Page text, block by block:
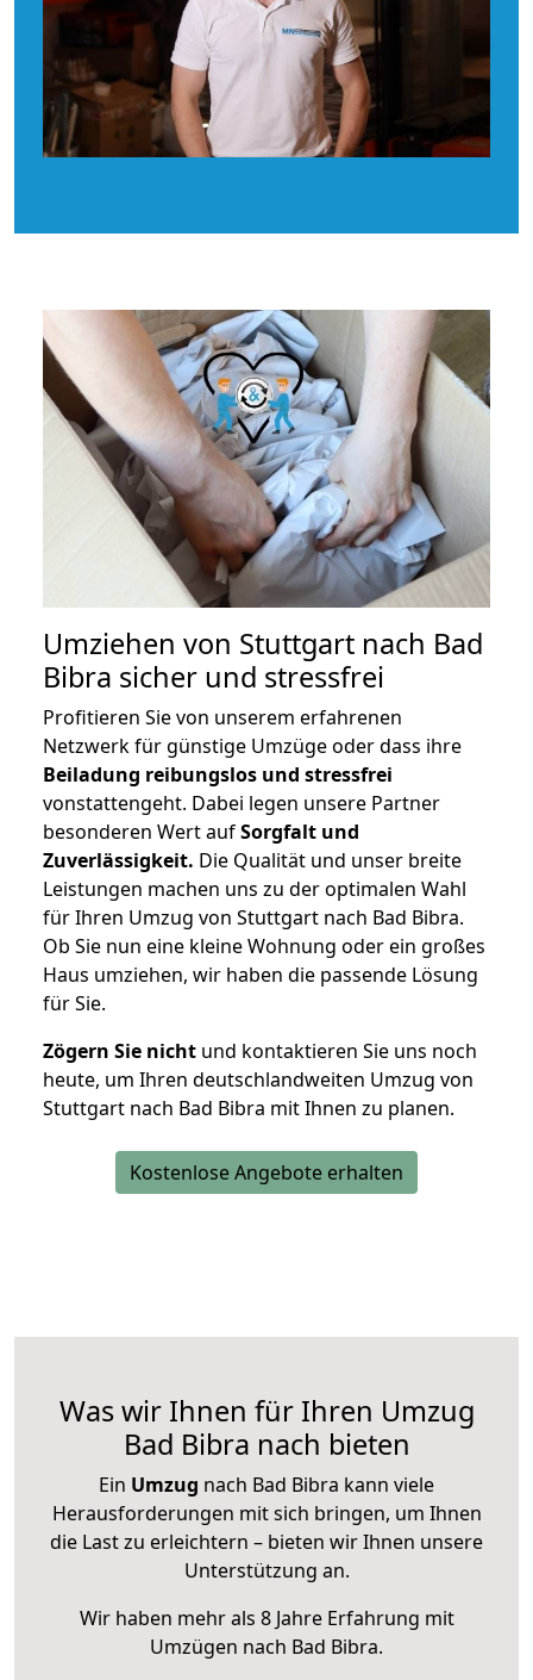
Umziehen von Stuttgart nach Bad
Bibra sicher und stressfrei
Profitieren Sie von unserem erfahrenen
Netzwerk für günstige Umzüge oder dass ihre
Beiladung reibungslos und stressfrei
vonstattengeht. Dabei legen unsere Partner
besonderen Wert aufSorgfalt und
Zuverlässigkeit. Die Qualität und unser breite
Leistungen machen uns zu der optimalen Wahl
für Ihren Umzug von Stuttgart nach Bad Bibra.
Ob Sie nun eine kleine Wohnung oder ein großes
Haus umziehen, wir haben die passende Lösung
für Sie.
Zögern Sie nicht und kontaktieren Sie uns noch
heute, um Ihren deutschlandweiten Umzug von
Stuttgart nach Bad Bibra mit Ihnen zu planen.
Kostenlose Angebote erhalten
Was wir Ihnen für Ihren Umzug
Bad Bibra nach bieten
Ein Umzug nach Bad Bibra kann viele
Herausforderungen mit sich bringen, um Ihnen
die Last zu erleichtern – bieten wir Ihnen unsere
Unterstützung an.
Wir haben mehr als 8 Jahre Erfahrung mit
Umzügen nach Bad Bibra.